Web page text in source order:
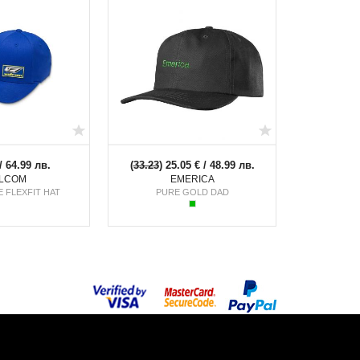
64.99 лв.
FLEXFIT HAT
(33.23) 25.05 € / 48.99 лв.
EMERICA
PURE GOLD DAD